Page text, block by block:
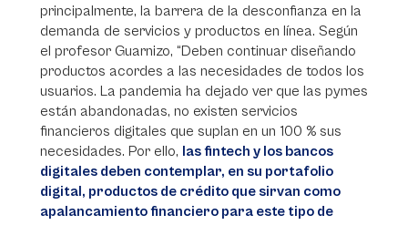
principalmente, la barrera de la desconfianza en la
demanda de servicios y productos en línea. Según
el profesor Guarnizo, “Deben continuar diseñando
productos acordes a las necesidades de todos los
usuarios. La pandemia ha dejado ver que las pymes
están abandonadas, no existen servicios
financieros digitales que suplan en un 100 % sus
necesidades. Por ello, las fintech y los bancos
digitales deben contemplar, en su portafolio
digital, productos de crédito que sirvan como
apalancamiento financiero para este tipo de